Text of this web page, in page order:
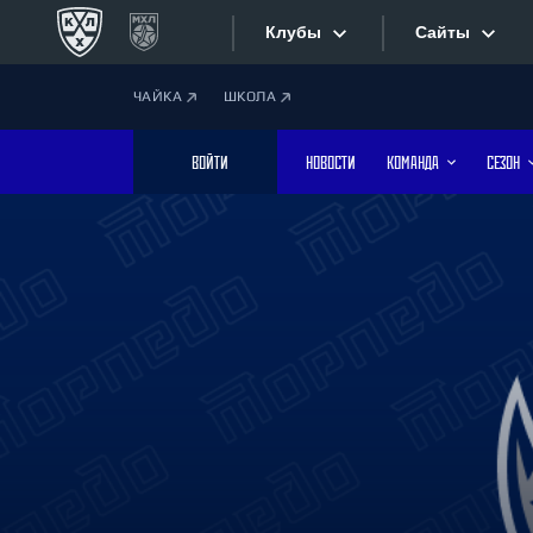
Клубы
Дивизион Боброва
Лада
Сайты
Фотобанк
ЧАЙКА ШКОЛА
ВОЙТИ НОВОСТИ КОМАНДА СЕЗОН